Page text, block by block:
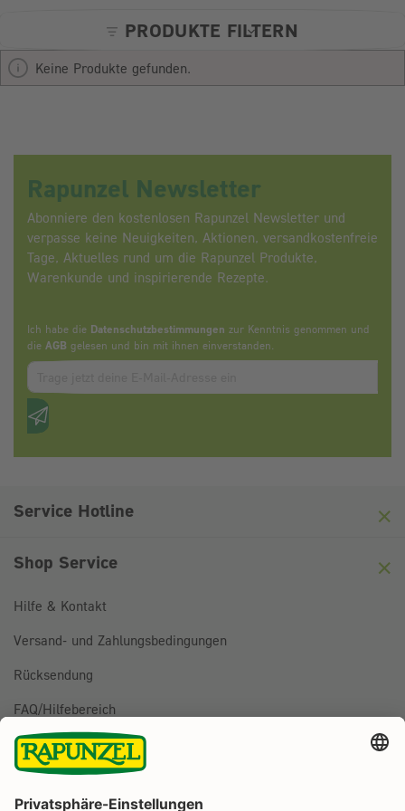
PRODUKTE FILTERN
Keine Produkte gefunden.
Rapunzel Newsletter
Abonniere den kostenlosen Rapunzel Newsletter und
verpasse keine Neuigkeiten, Aktionen, versandkostenfreie
Tage, Aktuelles rund um die Rapunzel Produkte,
Warenkunde und inspirierende Rezepte.
Ich habe die Datenschutzbestimmungen zur Kenntnis genommen und
die AGB gelesen und bin mit ihnen einverstanden.
Zum abbonieren des Newsletters, bitte E-Mail Adresse
Anti-Roboter-Verifizierung
Service Hotline
Shop Service
Hilfe & Kontakt
Versand- und Zahlungsbedingungen
Rücksendung
FAQ/Hilfebereich
BESTELLUNG WIDERRUFEN